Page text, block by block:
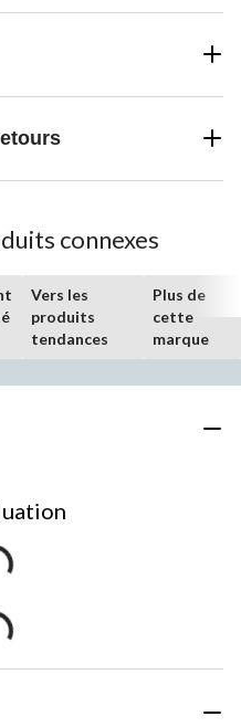
connexes
Vers les
produits
tendances
Plus de
cette
marque